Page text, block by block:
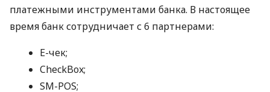
платежными инструментами банка. В настоящее
время банк сотрудничает с 6 партнерами:
E-чек;
CheckBox;
SM-POS;